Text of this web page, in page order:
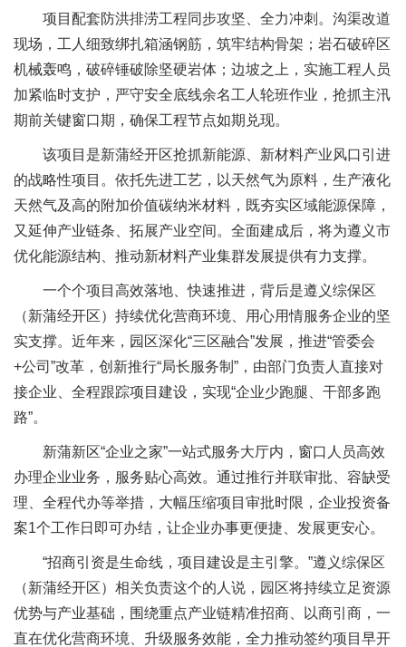
项目配套防洪排涝工程同步攻坚、全力冲刺。沟渠改道
现场，工人细致绑扎箱涵钢筋，筑牢结构骨架；岩石破碎区
机械轰鸣，破碎锤破除坚硬岩体；边坡之上，实施工程人员
加紧临时支护，严守安全底线余名工人轮班作业，抢抓主汛
期前关键窗口期，确保工程节点如期兑现。
该项目是新蒲经开区抢抓新能源、新材料产业风口引进
的战略性项目。依托先进工艺，以天然气为原料，生产液化
天然气及高的附加价值碳纳米材料，既夯实区域能源保障，
又延伸产业链条、拓展产业空间。全面建成后，将为遵义市
优化能源结构、推动新材料产业集群发展提供有力支撑。
一个个项目高效落地、快速推进，背后是遵义综保区
（新蒲经开区）持续优化营商环境、用心用情服务企业的坚
实支撑。近年来，园区深化“三区融合”发展，推进“管委会
+公司”改革，创新推行“局长服务制”，由部门负责人直接对
接企业、全程跟踪项目建设，实现“企业少跑腿、干部多跑
路”。
新蒲新区“企业之家”一站式服务大厅内，窗口人员高效
办理企业业务，服务贴心高效。通过推行并联审批、容缺受
理、全程代办等举措，大幅压缩项目审批时限，企业投资备
案1个工作日即可办结，让企业办事更便捷、发展更安心。
“招商引资是生命线，项目建设是主引擎。”遵义综保区
（新蒲经开区）相关负责这个的人说，园区将持续立足资源
优势与产业基础，围绕重点产业链精准招商、以商引商，一
直在优化营商环境、升级服务效能，全力推动签约项目早开